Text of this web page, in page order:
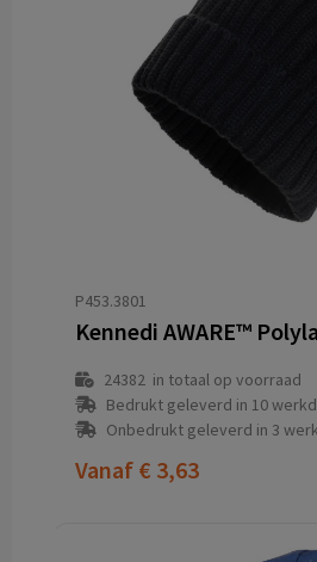
P453.3801
24382in totaal op voorraad
Bedrukt geleverd in 10
Onbedrukt geleverd in 3
Vanaf € 3,63